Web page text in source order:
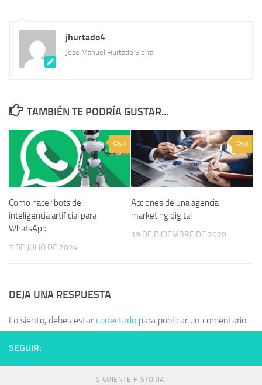
jhurtado4
Jose Manuel Hurtado Sierra
TAMBIÉN TE PODRÍA GUSTAR...
0
Como hacer bots de
inteligencia artificial para
WhatsApp
7 DE JULIO DE 2024
0
Acciones de una agencia
marketing digital
19 DE DICIEMBRE DE 2020
DEJA UNA RESPUESTA
Lo siento, debes estarconectado para publicar un comentario.
SEGUIR:
SIGUIENTE HISTORIA